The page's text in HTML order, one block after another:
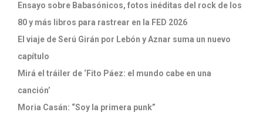
Ensayo sobre Babasónicos, fotos inéditas del rock de los
80 y más libros para rastrear en la FED 2026
El viaje de Serú Girán por Lebón y Aznar suma un nuevo
capítulo
Mirá el tráiler de ‘Fito Páez: el mundo cabe en una
canción’
Moria Casán: “Soy la primera punk”